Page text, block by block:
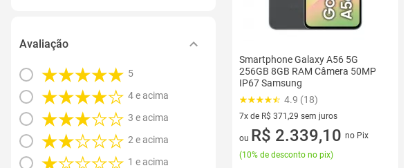
Avaliação
5
4 e acima
3 e acima
2 e acima
1 e acima
Smartphone Galaxy A56 5G
256GB 8GB RAM Câmera 50MP
IP67 Samsung
4.9 (18)
7x de R$ 371,29 sem juros
7 vez de R$ 371,29 sem juros
ou R$ 2.339,10 no Pix
(10% de desconto no pix)